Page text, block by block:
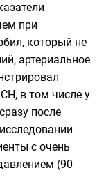
при
который не
артериальное
в том числе у
после
с очень
(90